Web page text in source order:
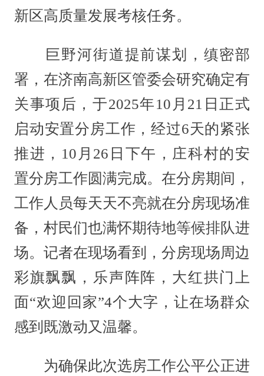
新区高质量发展考核任务。
巨野河街道提前谋划，缜密部
署，在济南高新区管委会研究确定有
关事项后，于2025年10月21日正式
启动安置分房工作，经过6天的紧张
推进，10月26日下午，庄科村的安
置分房工作圆满完成。在分房期间，
工作人员每天天不亮就在分房现场准
备，村民们也满怀期待地等候排队进
场。记者在现场看到，分房现场周边
彩旗飘飘，乐声阵阵，大红拱门上
面“欢迎回家”4个大字，让在场群众
感到既激动又温馨。
为确保此次选房工作公平公正进